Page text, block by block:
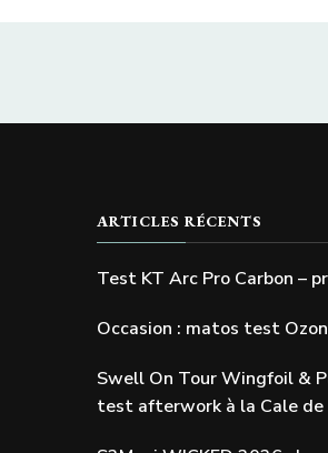
ARTICLES RÉCENTS
Test KT Arc Pro Carbon –
Occasion : matos test
Swell On Tour Wingfoil &
test afterwork à la Cale de